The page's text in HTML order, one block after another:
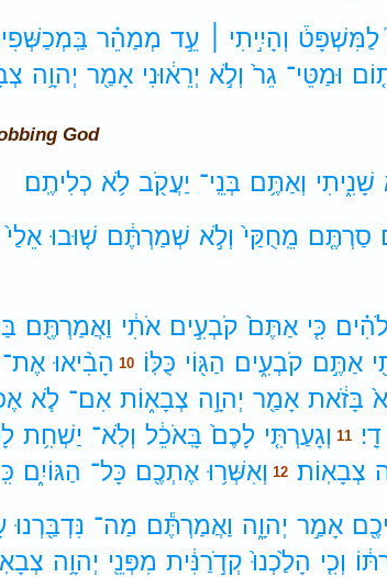
לַמִּשְׁפָּט֒ וְהָיִ֣יתִי ׀ עֵ֣ד מְמַהֵ֗ר
וּמַטֵּי־ גֵר֙ וְלֹ֣א יְרֵא֔וּנִי אָמַ֖ר יְהוָ֥ה
God
שָׁנִ֑יתִי וְאַתֶּ֥ם בְּנֵֽי־ יַעֲקֹ֖ב לֹ֥א כְלִיתֶֽם׃
סַרְתֶּ֤ם מֵֽחֻקַּי֙ וְלֹ֣א שְׁמַרְתֶּ֔ם שׁ֤וּבוּ אֵלַי֙
כִּ֤י אַתֶּם֙ קֹבְעִ֣ים אֹתִ֔י וַאֲמַרְתֶּ֖ם
אַתֶּ֣ם קֹבְעִ֑ים הַגּ֖וֹי כֻּלּֽוֹ׃ 10 הָבִ֨יאוּ אֶת־
בָּזֹ֔את אָמַ֖ר יְהוָ֣ה צְבָא֑וֹת אִם־ לֹ֧א
דָֽי׃ 11 וְגָעַרְתִּ֤י לָכֶם֙ בָּֽאֹכֵ֔ל וְלֹֽא־ יַשְׁחִ֥ת
צְבָאֽוֹת׃ 12 וְאִשְּׁר֥וּ אֶתְכֶ֖ם כָּל־ הַגּוֹיִ֑ם
אָמַ֣ר יְהוָ֑ה וַאֲמַרְתֶּ֕ם מַה־ נִּדְבַּ֖רְנוּ
וְכִ֤י הָלַ֙כְנוּ֙ קְדֹ֣רַנִּ֔ית מִפְּנֵ֖י יְהוָ֥ה